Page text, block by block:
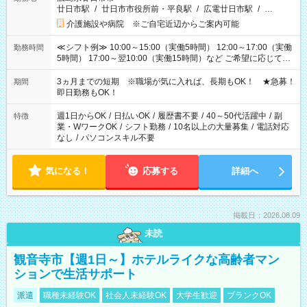
廿日市駅 / 廿日市市役所前・平良駅 / 広電廿日市駅 / …
介護施設や病院 ※ご自宅近辺からご案内可能
勤務時間
≪シフト例≫ 10:00～15:00（実働5時間） 12:00～17:00（実働
5時間） 17:00～翌10:00（実働15時間）など ご希望に応じて、
働く時間は調整できます！ お気軽に担当へ相談ください！
期間
3ヵ月までの短期 ※職場が気に入れば、長期もOK！ ★急募！
即日勤務もOK！
特徴 週1日からOK / 日払いOK / 履歴書不要 / 40～50代活躍中 / 副
業・WワークOK / シフト勤務 / 10名以上の大量募集 / 電話対応
なし / パソコンスキル不要
気になる！ 応募する 詳細へ
掲載日：2026.08.09
未読
観音寺市【週1日～】ホテルライクな高齢者マン
ションで生活サポート
派遣 職種未経験OK 社会人未経験OK 大学生歓迎 ブランクOK